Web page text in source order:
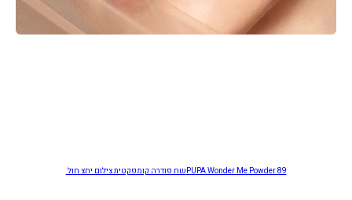
PUPA Wonder Me Powder 89שח פודרה קומפקטית צילום יחצ חול